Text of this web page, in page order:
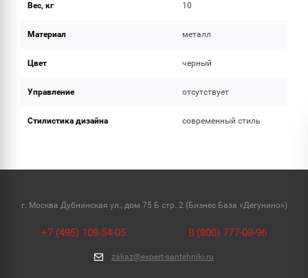
Вес, кг 10
Материал металл
Цвет черный
Управление отсутствует
Стилистика дизайна современный стиль
г. Москва Дубнинская ул., дом 75 Б стр. 2 (Бизнес База «Дегунино»)
+7 (495) 108-54-05 8 (800) 777-08-96
zakaz@expert-santehniki.ru